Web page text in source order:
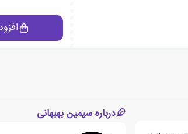
درباره سیمین بهبهانی